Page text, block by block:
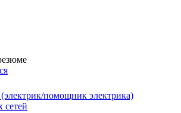
помощник электрика)
сетей